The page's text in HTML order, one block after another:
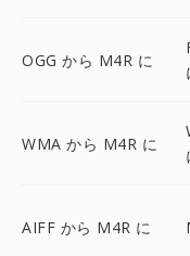
OGG から M4R に
WMA から M4R に
AIFF から M4R に